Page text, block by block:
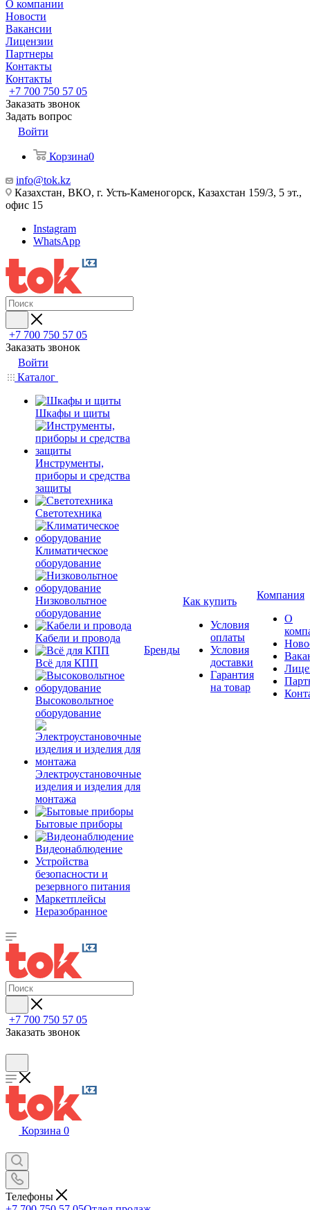
О компании
Новости
Вакансии
Лицензии
Партнеры
Контакты
Контакты
+7 700 750 57 05
Заказать звонок
Задать вопрос
Войти
Корзина0
info@tok.kz
Казахстан, ВКО, г. Усть-Каменогорск, Казахстан 159/3, 5 эт.,
офис 15
Instagram
WhatsApp
+7 700 750 57 05
Заказать звонок
Войти
Каталог
Шкафы и щиты
Инструменты,
приборы и средства
защиты
Светотехника
Климатическое
оборудование
Низковольтное
оборудование
Кабели и провода
Всё для КПП
Высоковольтное
оборудование
Электроустановочные
изделия и изделия для
монтажа
Бытовые приборы
Видеонаблюдение
Устройства
безопасности и
резервного питания
Маркетплейсы
Неразобранное
Бренды
Как купить
Условия
оплаты
Условия
доставки
Гарантия
на товар
Компания
О
+7 700 750 57 05
Заказать звонок
Корзина 0
Телефоны